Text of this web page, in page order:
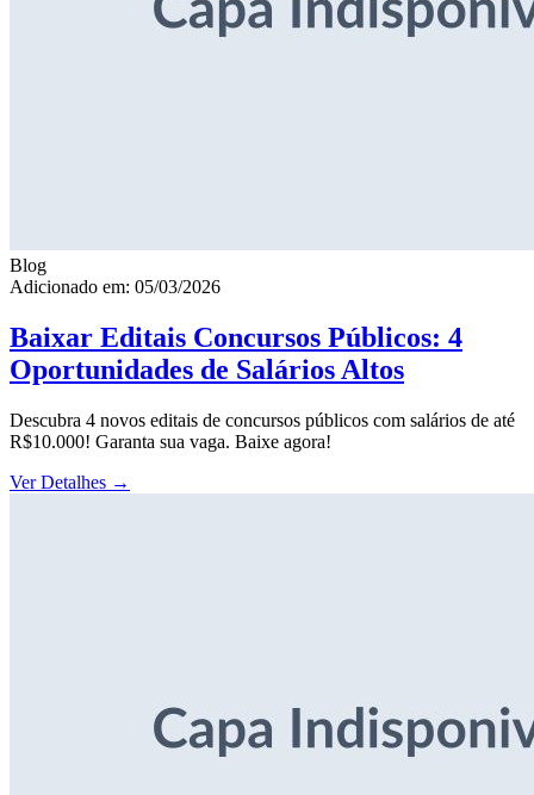
Blog
Adicionado em: 05/03/2026
Baixar Editais Concursos Públicos: 4
Oportunidades de Salários Altos
Descubra 4 novos editais de concursos públicos com salários de até
R$10.000! Garanta sua vaga. Baixe agora!
Ver Detalhes →